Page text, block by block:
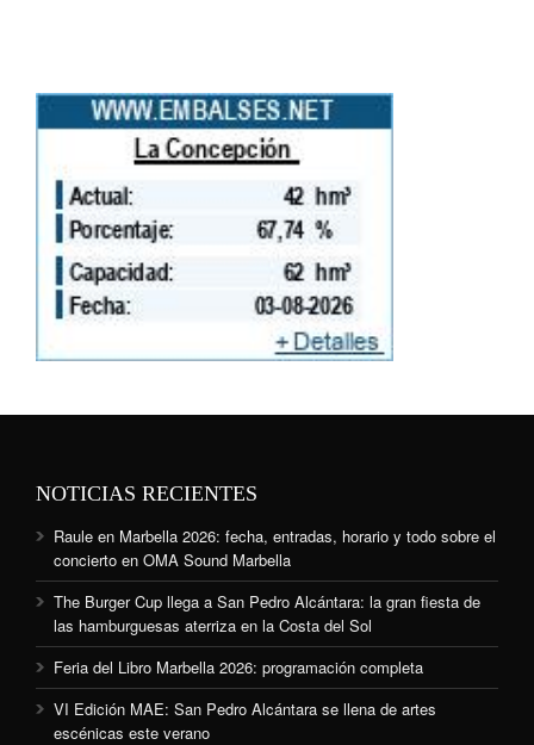
NOTICIAS RECIENTES
Raule en Marbella 2026: fecha, entradas, horario y todo sobre el
concierto en OMA Sound Marbella
The Burger Cup llega a San Pedro Alcántara: la gran fiesta de
las hamburguesas aterriza en la Costa del Sol
Feria del Libro Marbella 2026: programación completa
VI Edición MAE: San Pedro Alcántara se llena de artes
escénicas este verano